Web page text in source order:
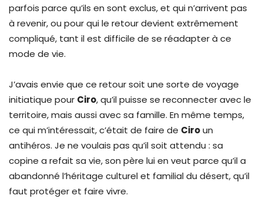
parfois parce qu’ils en sont exclus, et qui n’arrivent pas
à revenir, ou pour qui le retour devient extrêmement
compliqué, tant il est difficile de se réadapter à ce
mode de vie.
J’avais envie que ce retour soit une sorte de voyage
initiatique pour Ciro, qu’il puisse se reconnecter avec le
territoire, mais aussi avec sa famille. En même temps,
ce qui m’intéressait, c’était de faire de Ciroun
antihéros. Je ne voulais pas qu’il soit attendu : sa
copine a refait sa vie, son père lui en veut parce qu’il a
abandonné l’héritage culturel et familial du désert, qu’il
faut protéger et faire vivre.